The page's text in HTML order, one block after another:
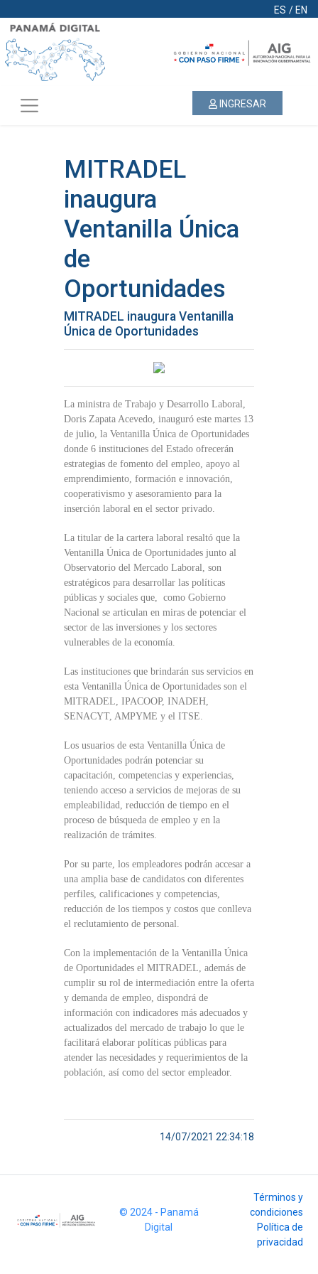
ES / EN
INGRESAR
MITRADEL
inaugura
Ventanilla Única
de
Oportunidades
MITRADEL inaugura Ventanilla
Única de Oportunidades
La ministra de Trabajo y Desarrollo Laboral,
Doris Zapata Acevedo, inauguró este martes 13
de julio, la Ventanilla Única de Oportunidades
donde 6 instituciones del Estado ofrecerán
estrategias de fomento del empleo, apoyo al
emprendimiento, formación e innovación,
cooperativismo y asesoramiento para la
inserción laboral en el sector privado.
La titular de la cartera laboral resaltó que la
Ventanilla Única de Oportunidades junto al
Observatorio del Mercado Laboral, son
estratégicos para desarrollar las políticas
públicas y sociales que, como Gobierno
Nacional se articulan en miras de potenciar el
sector de las inversiones y los sectores
vulnerables de la economía.
Las instituciones que brindarán sus servicios en
esta Ventanilla Única de Oportunidades son el
MITRADEL, IPACOOP, INADEH,
SENACYT, AMPYME y el ITSE.
Los usuarios de esta Ventanilla Única de
Oportunidades podrán potenciar su
capacitación, competencias y experiencias,
teniendo acceso a servicios de mejoras de su
empleabilidad, reducción de tiempo en el
proceso de búsqueda de empleo y en la
realización de trámites.
Por su parte, los empleadores podrán accesar a
una amplia base de candidatos con diferentes
perfiles, calificaciones y competencias,
reducción de los tiempos y costos que conlleva
el reclutamiento de personal.
Con la implementación de la Ventanilla Única
de Oportunidades el MITRADEL, además de
cumplir su rol de intermediación entre la oferta
y demanda de empleo, dispondrá de
información con indicadores más adecuados y
actualizados del mercado de trabajo lo que le
facilitará elaborar políticas públicas para
atender las necesidades y requerimientos de la
población, así como del sector empleador.
14/07/2021 22:34:18
© 2024 - Panamá
Digital
Términos y
condiciones
Política de
privacidad